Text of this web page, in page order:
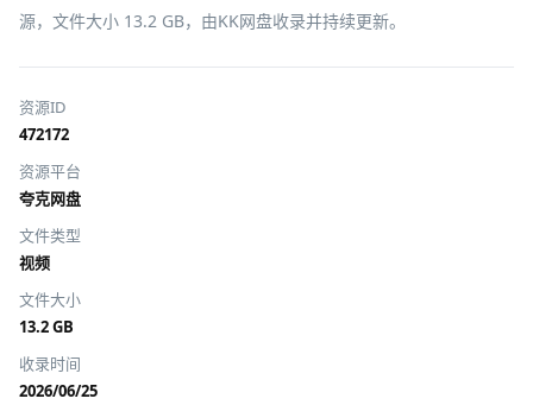
源，文件大小 13.2 GB，由KK网盘收录并持续更新。
资源ID
472172
资源平台
夸克网盘
文件类型
视频
文件大小
13.2 GB
收录时间
2026/06/25